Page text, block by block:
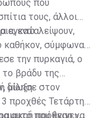
που
τους, άλλοι
εγκαταλείψουν,
ενώ
καθήκον, σύμφωνα
την πυρκαγιά, ο
το βράδυ της
δίωξη.
μίλησε στον
προχθές Τετάρτη
πρόθεση να
αυτό που έγινε»,